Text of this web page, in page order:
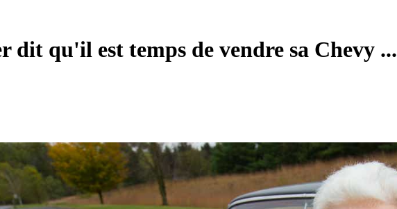
dit qu'il est temps de vendre sa Chevy ...